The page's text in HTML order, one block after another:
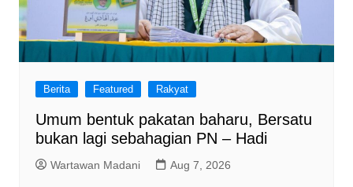
Berita Featured Rakyat
Umum bentuk pakatan baharu, Bersatu
bukan lagi sebahagian PN – Hadi
Wartawan Madani Aug 7, 2026